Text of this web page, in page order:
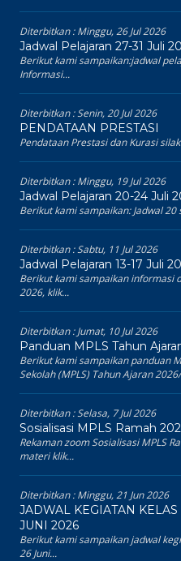
Diterbitkan :Minggu, 26 Jul 2026
Jadwal Pelajaran 27-31 Juli
Berikut kami sampaikan:jadwal
Informasi...
Diterbitkan :Senin, 20 Jul 2026
PENDATAAN PRESTASI
Pendataan Prestasi dan Kurasi
Diterbitkan :Minggu, 19 Jul 2026
Jadwal Pelajaran 20-24 Juli
Berikut kami sampaikan: Jadwal 20
Diterbitkan :Sabtu, 11 Jul 2026
Jadwal Pelajaran 13-17 Juli
Berikut kami sampaikan informasi
2026, klik...
Diterbitkan :Jumat, 10 Jul 2026
Panduan MPLS Tahun
Berikut kami sampaikan panduan
Sekolah (MPLS) Tahun Ajaran
Diterbitkan :Selasa, 7 Jul 2026
Sosialisasi MPLS Ramah
Rekaman zoom Sosialisasi MPLS
materi klik...
Diterbitkan :Minggu, 21 Jun 2026
JADWAL KEGIATAN
JUNI 2026
Berikut kami sampaikan jadwal
26 Juni...